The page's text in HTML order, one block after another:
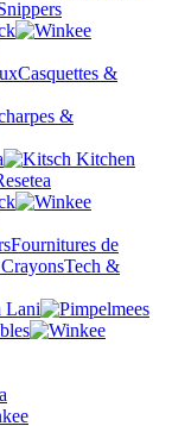
Casquettes &
&
Fournitures de
Tech &